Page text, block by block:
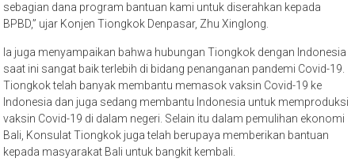
sebagian dana program bantuan kami untuk diserahkan kepada
BPBD,” ujar Konjen Tiongkok Denpasar, Zhu Xinglong.
Ia juga menyampaikan bahwa hubungan Tiongkok dengan Indonesia
saat ini sangat baik terlebih di bidang penanganan pandemi Covid-19.
Tiongkok telah banyak membantu memasok vaksin Covid-19 ke
Indonesia dan juga sedang membantu Indonesia untuk memproduksi
vaksin Covid-19 di dalam negeri. Selain itu dalam pemulihan ekonomi
Bali, Konsulat Tiongkok juga telah berupaya memberikan bantuan
kepada masyarakat Bali untuk bangkit kembali.